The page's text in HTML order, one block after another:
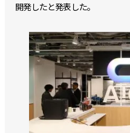
開発したと発表した。